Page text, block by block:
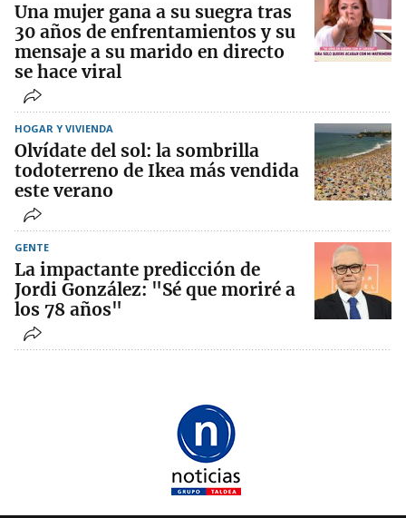
Una mujer gana a su suegra tras
30 años de enfrentamientos y su
mensaje a su marido en directo
se hace viral
HOGAR Y VIVIENDA
Olvídate del sol: la sombrilla
todoterreno de Ikea más vendida
este verano
GENTE
La impactante predicción de
Jordi González: "Sé que moriré a
los 78 años"